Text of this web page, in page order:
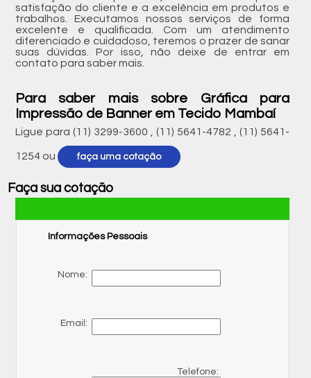
satisfação do cliente e a excelência em produtos e
trabalhos. Executamos nossos serviços de forma
excelente e qualificada. Com um atendimento
diferenciado e cuidadoso, teremos o prazer de sanar
suas dúvidas. Por isso, não deixe de entrar em
contato para saber mais.
Para saber mais sobre Gráfica para
Impressão de Banner em Tecido Mambaí
Ligue para (11) 3299-3600 ,(11) 5641-4782 ,(11) 5641-
1254 ou faça uma cotação
Faça sua cotação
Informações Pessoais
Nome:
Email:
Telefone: